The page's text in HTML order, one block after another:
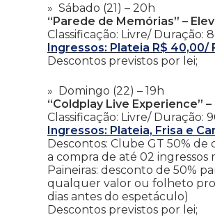
Sábado (21) – 20h
“Parede de Memórias” –
Classificação: Livre/ Duração:
Ingressos: Plateia R$ 40,00/
Descontos previstos por lei;
Domingo (22) – 19h
“Coldplay Live Experience”
Classificação: Livre/ Duração:
Ingressos: Plateia, Frisa e
Descontos: Clube GT 50%
a compra de até 02
Paineiras: desconto de 50%
qualquer valor ou folheto
dias antes do espetáculo)
Descontos previstos por lei;